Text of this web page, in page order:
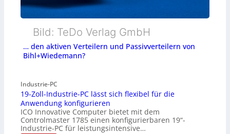
Bild: TeDo Verlag GmbH
… den aktiven Verteilern und Passivverteilern von
Bihl+Wiedemann?
Industrie-PC
19-Zoll-Industrie-PC lässt sich flexibel für die
Anwendung konfigurieren
ICO Innovative Computer bietet mit dem
Controlmaster 1785 einen konfigurierbaren 19“-
Industrie-PC für leistungsintensive…